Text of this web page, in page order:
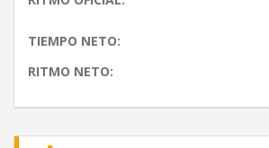
TIEMPO NETO:
RITMO NETO: